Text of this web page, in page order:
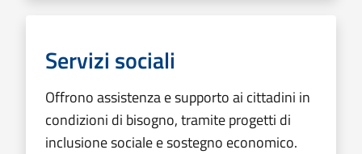
Servizi sociali
Offrono assistenza e supporto ai cittadini in
condizioni di bisogno, tramite progetti di
inclusione sociale e sostegno economico.